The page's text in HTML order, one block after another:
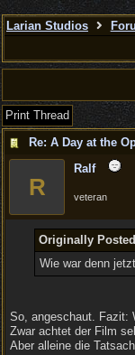
Larian Studios
Print Thread
Re: A Day at the
R
Ralf
veteran
Originally
Wie war denn
So, angeschaut. Fazit:
Zwar achtet der Film
Aber alleine die